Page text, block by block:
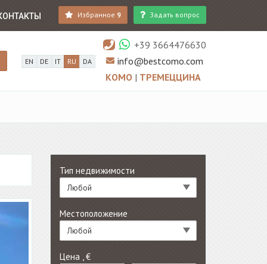
Избранное 9 Задать вопрос
EN DE IT RU DA
+39 3664476630
info@bestcomo.com
КОМО | ТРЕМЕЦЦИНА
Тип недвижимости
Любой
Местоположение
Любой
Цена , €